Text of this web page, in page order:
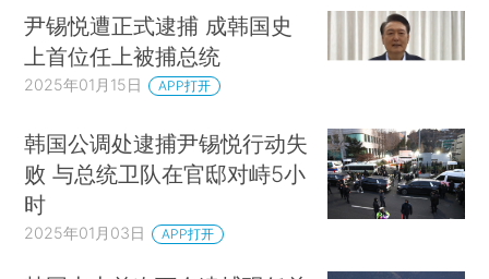
尹锡悦遭正式逮捕 成韩国史
上首位任上被捕总统
2025年01月15日 APP打开
韩国公调处逮捕尹锡悦行动失
败 与总统卫队在官邸对峙5小
时
2025年01月03日 APP打开